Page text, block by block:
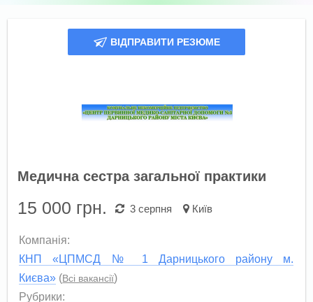
ВІДПРАВИТИ РЕЗЮМЕ
Медична сестра загальної практики
15 000 грн. 3 серпня Київ
Компанія:
КНП «ЦПМСД № 1 Дарницького району м.
Києва» (Всі вакансії)
Рубрики: